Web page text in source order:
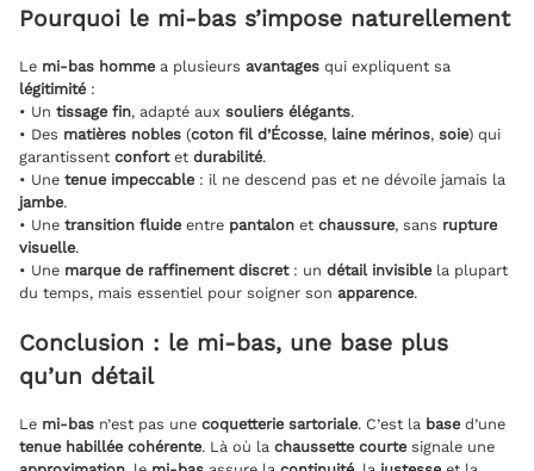
Pourquoi le mi-bas s’impose naturellement
Le mi-bas hommea plusieurs avantagesqui expliquent sa
légitimité:
• Un tissage fin, adapté aux souliers élégants.
• Des matières nobles(coton fil d’Écosse, laine mérinos, soie) qui
garantissent confortet durabilité.
• Une tenue impeccable: il ne descend pas et ne dévoile jamais la
jambe.
• Une transition fluideentre pantalonet chaussure, sans rupture
visuelle.
• Une marque de raffinement discret: un détail invisiblela plupart
du temps, mais essentiel pour soigner son apparence.
Conclusion : le mi-bas, une base plus
qu’un détail
Le mi-basn’est pas une coquetterie sartoriale. C’est la based’une
tenue habillée cohérente. Là où la chaussette courtesignale une